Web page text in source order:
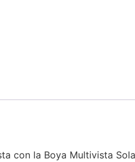
con la Boya Multivista